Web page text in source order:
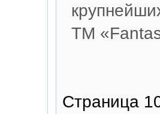
ТМ
Страница